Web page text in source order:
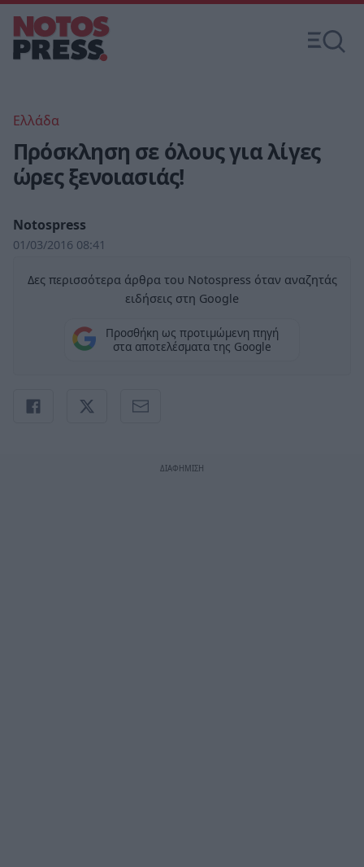
Ελλάδα
Πρόσκληση σε όλους για λίγες
ώρες ξενοιασιάς!
Notospress
01/03/2016 08:41
Δες περισσότερα άρθρα του Notospress όταν αναζητάς
ειδήσεις στη Google
Προσθήκη ως προτιμώμενη πηγή
στα αποτελέσματα της Google